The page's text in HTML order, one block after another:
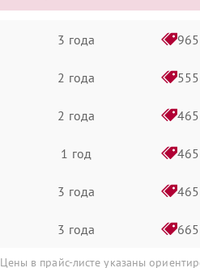
3 года
2 года
2 года
1 год
3 года
3 года
Цены в прайс-листе указаны